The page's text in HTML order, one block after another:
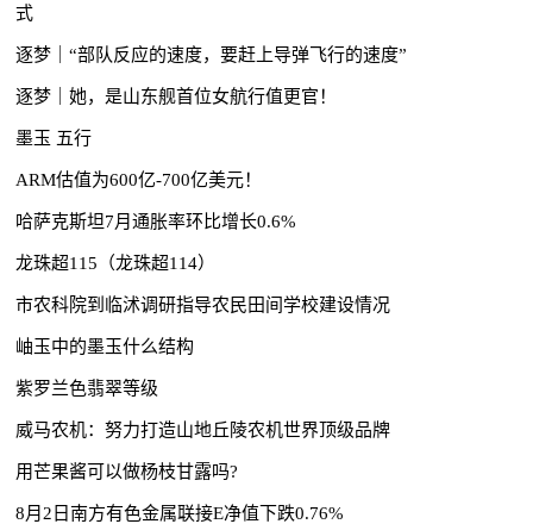
式
逐梦｜“部队反应的速度，要赶上导弹飞行的速度”
逐梦｜她，是山东舰首位女航行值更官！
墨玉 五行
ARM估值为600亿-700亿美元！
哈萨克斯坦7月通胀率环比增长0.6%
龙珠超115（龙珠超114）
市农科院到临沭调研指导农民田间学校建设情况
岫玉中的墨玉什么结构
紫罗兰色翡翠等级
威马农机：努力打造山地丘陵农机世界顶级品牌
用芒果酱可以做杨枝甘露吗?
8月2日南方有色金属联接E净值下跌0.76%